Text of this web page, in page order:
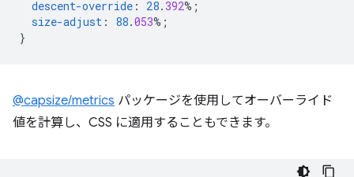
descent-override : 28. 392%;
size-adjust : 88.053%;
}
@capsize/metrics パッケージを使用してオーバーライド
値を計算し、CSS に適用することもできます。